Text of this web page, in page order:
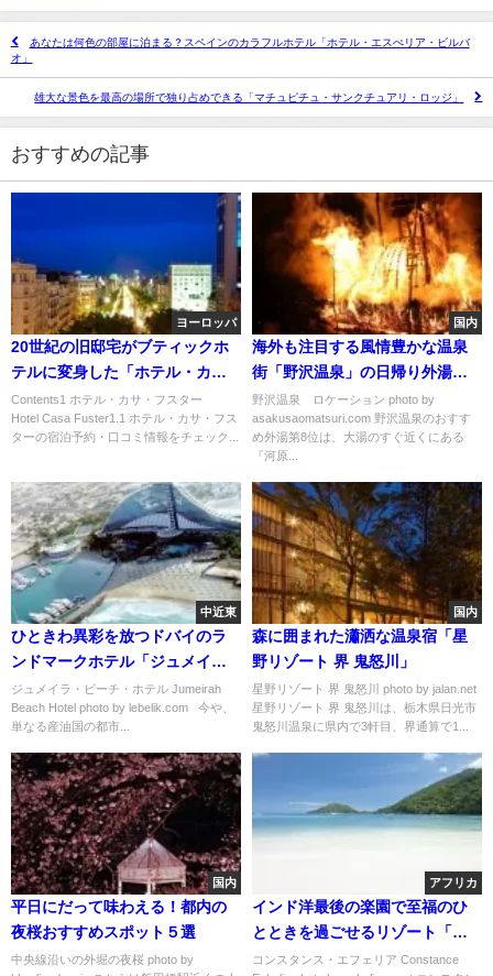
あなたは何色の部屋に泊まる？スペインのカラフルホテル「ホテル・エスぺリア・ビルバ
オ」
雄大な景色を最高の場所で独り占めできる「マチュピチュ・サンクチュアリ・ロッジ」
おすすめの記事
ヨーロッパ
20世紀の旧邸宅がブティックホ
テルに変身した「ホテル・カ
サ・フスター」
Contents1 ホテル・カサ・フスター
Hotel Casa Fuster1.1 ホテル・カサ・フス
ターの宿泊予約・口コミ情報をチェック...
国内
海外も注目する風情豊かな温泉
街「野沢温泉」の日帰り外湯お
すすめランキング
野沢温泉 ロケーション photo by
asakusaomatsuri.com 野沢温泉のおすす
め外湯第8位は、大湯のすぐ近くにある
『河原...
中近東
ひときわ異彩を放つドバイのラ
ンドマークホテル「ジュメイ
ラ・ビーチ・ホテル」
ジュメイラ・ビーチ・ホテル Jumeirah
Beach Hotel photo by lebelik.com 今や、
単なる産油国の都市...
国内
森に囲まれた瀟洒な温泉宿「星
野リゾート 界 鬼怒川」
星野リゾート 界 鬼怒川 photo by jalan.net
星野リゾート 界 鬼怒川は、栃木県日光市
鬼怒川温泉に県内で3軒目、界通算で1...
国内
平日にだって味わえる！都内の
夜桜おすすめスポット５選
中央線沿いの外堀の夜桜 photo by
アフリカ
インド洋最後の楽園で至福のひ
とときを過ごせるリゾート「コ
ンスタンス・エフェリア」
コンスタンス・エフェリア Constance